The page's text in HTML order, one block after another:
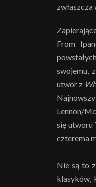
zwłaszcza
From
swojemu,
utwór z
Lennon/
się utworu
czterema
Nie są to
klasyków,